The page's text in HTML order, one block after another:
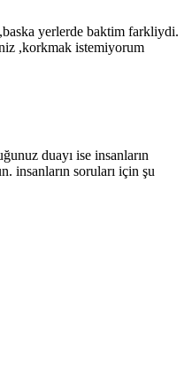
yerlerde baktim farkliydi.
,korkmak istemiyorum
duayı ise insanların
insanların soruları için şu